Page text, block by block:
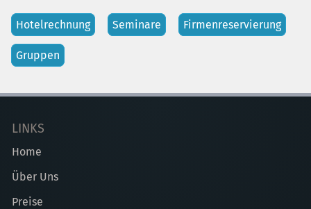
Hotelrechnung Seminare Firmenreservierung
Gruppen
LINKS
Home
Über Uns
Preise